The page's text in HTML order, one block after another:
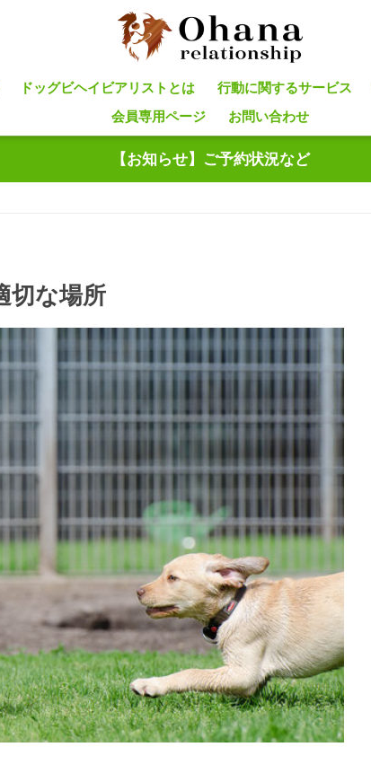
ドッグビヘイビアリストとは 行動に関するサービス
会員専用ページ
お問い合わせ
【お知らせ】ご予約状況など
切な場所